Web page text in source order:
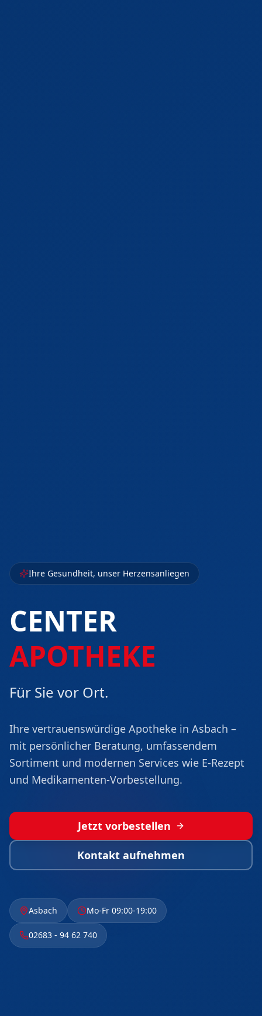
Ihre Gesundheit, unser Herzensanliegen
CENTER
APOTHEKE
Für Sie vor Ort.
Ihre vertrauenswürdige Apotheke in Asbach –
mit persönlicher Beratung, umfassendem
Sortiment und modernen Services wie E-Rezept
und Medikamenten-Vorbestellung.
Jetzt vorbestellen
Kontakt aufnehmen
Asbach Mo-Fr 09:00-19:00
02683 - 94 62 740